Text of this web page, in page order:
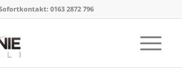
0163 2872 796